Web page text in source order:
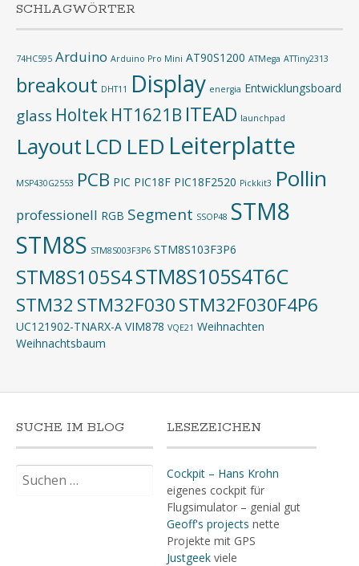
SCHLAGWÖRTER
74HC595 Arduino Arduino Pro Mini AT90S1200 ATMega ATTiny2313
breakout DHT11 Display energia Entwicklungsboard
glass Holtek HT1621B ITEAD launchpad
Layout LCD LED Leiterplatte
MSP430G2553 PCB PIC PIC18F PIC18F2520 Pickkit3 Pollin
professionell RGB Segment SSOP48 STM8
STM8S STM8S003F3P6 STM8S103F3P6
STM8S105S4STM8S105S4T6C
STM32 STM32F030STM32F030F4P6
UC121902-TNARX-A VIM878 VQE21 Weihnachten
Weihnachtsbaum
SUCHE IM BLOG
nach:
LESEZEICHEN
Cockpit – Hans Krohn
eigenes cockpit für
Flugsimulator – genial gut
Geoff's projects nette
Projekte mit GPS
Justgeekviele